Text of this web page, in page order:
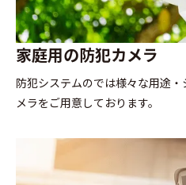
家庭用の防犯カメラ
防犯システムのでは様々な用途
メラをご用意しております。